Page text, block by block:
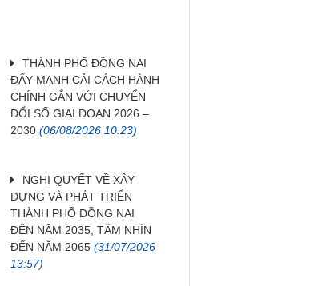
THÀNH PHỐ ĐỒNG NAI
ĐẨY MẠNH CẢI CÁCH HÀNH
CHÍNH GẮN VỚI CHUYỂN
ĐỔI SỐ GIAI ĐOẠN 2026 –
2030 (06/08/2026 10:23)
NGHỊ QUYẾT VỀ XÂY
DỰNG VÀ PHÁT TRIỂN
THÀNH PHỐ ĐỒNG NAI
ĐẾN NĂM 2035, TẦM NHÌN
ĐẾN NĂM 2065 (31/07/2026
13:57)